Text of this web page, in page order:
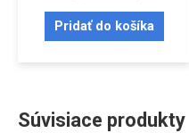
Pridať do košíka
Súvisiace produkty